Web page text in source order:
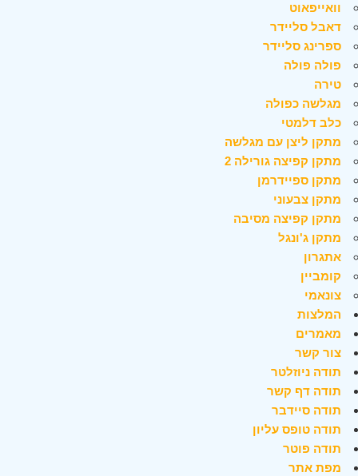
וואייפאוט
דאבל סליידר
ספרינג סליידר
פולה פולה
טירה
מגלשה כפולה
כלב דלמטי
מתקן ליצן עם מגלשה
מתקן קפיצה גורילה 2
מתקן ספיידרמן
מתקן צבעוני
מתקן קפיצה מסיבה
מתקן ג'ונגל
אתגרון
קומביין
צונאמי
המלצות
מאמרים
צור קשר
תודה ניוזלטר
תודה דף קשר
תודה סיידבר
תודה טופס עליון
תודה פוטר
מפת אתר